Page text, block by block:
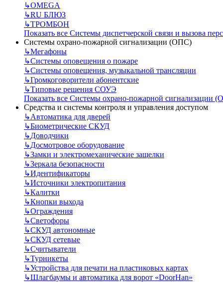
↳OMEGA
↳RU БЛЮЗ
↳ТРОМБОН
Показать все Системы диспетчерской связи и вызова
Системы охрано-пожарной сигнализации (ОПС)
↳Мегафоны
↳Системы оповещения о пожаре
↳Системы оповещения, музыкальной трансляции
↳Громкоговорители абонентские
↳Типовые решения СОУЭ
Показать все Системы охрано-пожарной сигнализации
Средства и системы контроля и управления доступом
↳Автоматика для дверей
↳Биометрические СКУД
↳Доводчики
↳Досмотровое оборудование
↳Замки и электромеханические защелки
↳Зеркала безопасности
↳Идентификаторы
↳Источники электропитания
↳Калитки
↳Кнопки выхода
↳Ограждения
↳Светофоры
↳СКУД автономные
↳СКУД сетевые
↳Считыватели
↳Турникеты
↳Устройства для печати на пластиковых картах
↳Шлагбаумы и автоматика для ворот «DoorHan»